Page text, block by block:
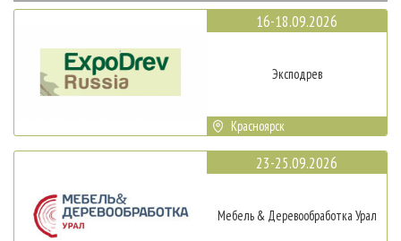
16-18.09.2026
Эксподрев
Красноярск
23-25.09.2026
Мебель & Деревообработка Урал